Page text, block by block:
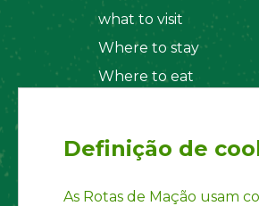
what to visit
Where to stay
Where to eat
Definição de
As Rotas de Mação usam